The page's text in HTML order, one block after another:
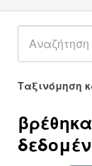
Ταξινόμηση